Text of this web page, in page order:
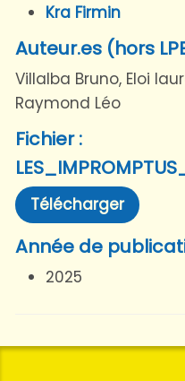
Kra Firmin
Auteur.es (hors
Villalba Bruno, Eloi
Raymond Léo
Fichier :
Télécharger
Année de
2025